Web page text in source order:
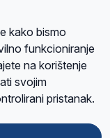
članica, među
Pravila privatnosti
sustavom
kako bismo
funkcioniranje
na korištenje
svojim
pristanak.